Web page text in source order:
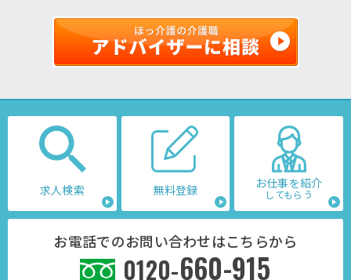
求人検索 無料登録 お仕事を紹介
してもらう
お電話でのお問い合わせはこちらから
0120-660-915